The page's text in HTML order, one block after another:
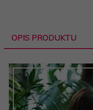
OPIS PRODUKTU